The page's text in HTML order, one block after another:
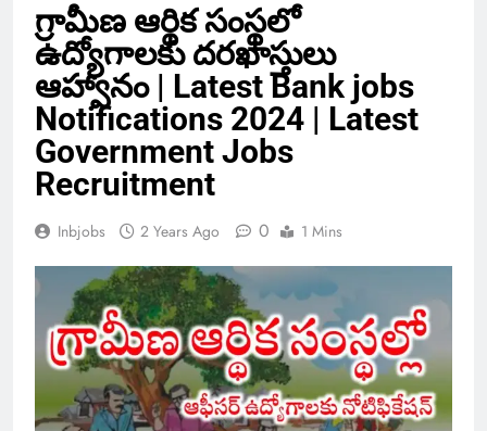
గ్రామీణ ఆర్థిక సంస్థలో
ఉద్యోగాలకు దరఖాస్తులు
ఆహ్వానం | Latest Bank jobs
Notifications 2024 | Latest
Government Jobs
Recruitment
Inbjobs 2 Years Ago 0 1 Mins